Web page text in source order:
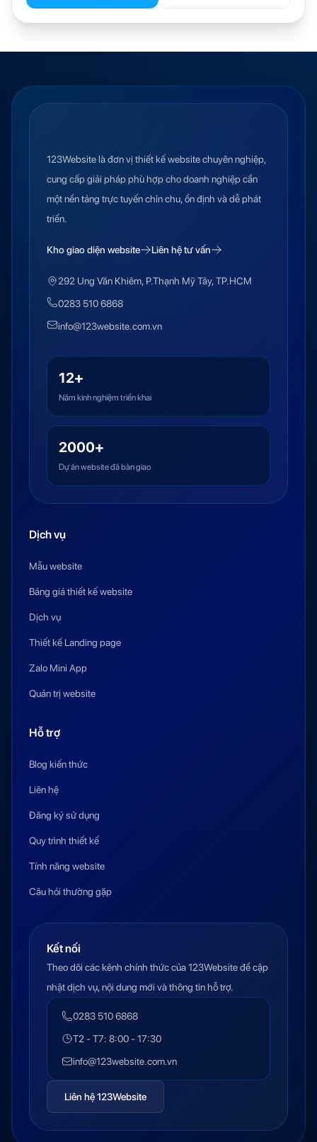
123Website là đơn vị thiết kế website chuyên nghiệp,
cung cấp giải pháp phù hợp cho doanh nghiệp cần
một nền tảng trực tuyến chỉn chu, ổn định và dễ phát
triển.
Kho giao diện website Liên hệ tư vấn
292 Ung Văn Khiêm, P.Thạnh Mỹ Tây, TP.HCM
0283 510 6868
info@123website.com.vn
12+
Năm kinh nghiệm triển khai
2000+
Dự án website đã bàn giao
Dịch vụ
Mẫu website
Bảng giá thiết kế website
Dịch vụ
Thiết kế Landing page
Zalo Mini App
Quản trị website
Hỗ trợ
Blog kiến thức
Liên hệ
Đăng ký sử dụng
Quy trình thiết kế
Tính năng website
Câu hỏi thường gặp
Kết nối
Theo dõi các kênh chính thức của 123Website để cập
nhật dịch vụ, nội dung mới và thông tin hỗ trợ.
0283 510 6868
T2 - T7: 8:00 - 17:30
info@123website.com.vn
Liên hệ 123Website